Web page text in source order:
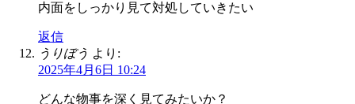
内面をしっかり見て対処していきたい
返信
うりぼう より:
2025年4月6日 10:24
どんな物事を深く見てみたいか？